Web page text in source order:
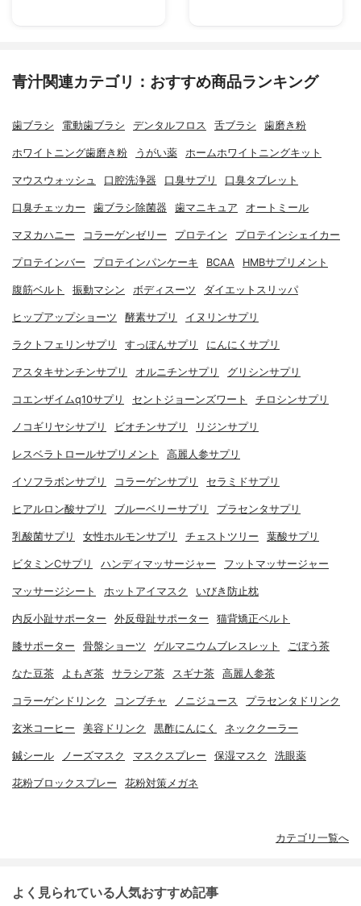
青汁関連カテゴリ：おすすめ商品ランキング
歯ブラシ 電動歯ブラシ デンタルフロス 舌ブラシ 歯磨き粉
ホワイトニング歯磨き粉 うがい薬 ホームホワイトニングキット
マウスウォッシュ 口腔洗浄器 口臭サプリ 口臭タブレット
口臭チェッカー 歯ブラシ除菌器 歯マニキュア オートミール
マヌカハニー コラーゲンゼリー プロテイン プロテインシェイカー
プロテインバー プロテインパンケーキ BCAA HMBサプリメント
腹筋ベルト 振動マシン ボディスーツ ダイエットスリッパ
ヒップアップショーツ 酵素サプリ イヌリンサプリ
ラクトフェリンサプリ すっぽんサプリ にんにくサプリ
アスタキサンチンサプリ オルニチンサプリ グリシンサプリ
コエンザイムq10サプリ セントジョーンズワート チロシンサプリ
ノコギリヤシサプリ ビオチンサプリ リジンサプリ
レスベラトロールサプリメント 高麗人参サプリ
イソフラボンサプリ コラーゲンサプリ セラミドサプリ
ヒアルロン酸サプリ ブルーベリーサプリ プラセンタサプリ
乳酸菌サプリ 女性ホルモンサプリ チェストツリー 葉酸サプリ
ビタミンCサプリ ハンディマッサージャー フットマッサージャー
マッサージシート ホットアイマスク いびき防止枕
内反小趾サポーター 外反母趾サポーター 猫背矯正ベルト
膝サポーター 骨盤ショーツ ゲルマニウムブレスレット ごぼう茶
なた豆茶 よもぎ茶 サラシア茶 スギナ茶 高麗人参茶
コラーゲンドリンク コンブチャ ノニジュース プラセンタドリンク
玄米コーヒー 美容ドリンク 黒酢にんにく ネッククーラー
鍼シール ノーズマスク マスクスプレー 保湿マスク 洗眼薬
花粉ブロックスプレー 花粉対策メガネ
カテゴリ一覧へ
よく見られている人気おすすめ記事